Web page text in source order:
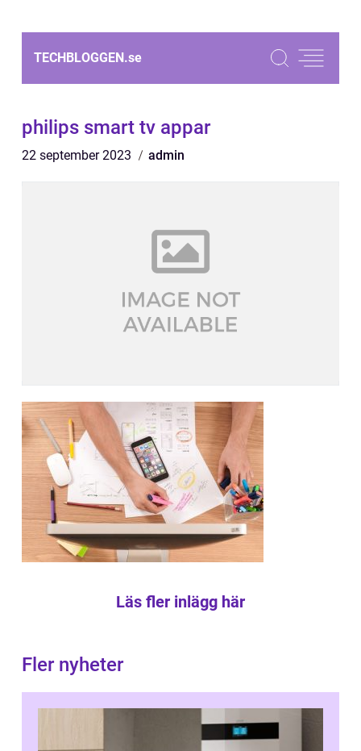
TECHBLOGGEN.se
philips smart tv appar
22 september 2023 admin
Läs fler inlägg här
Fler nyheter